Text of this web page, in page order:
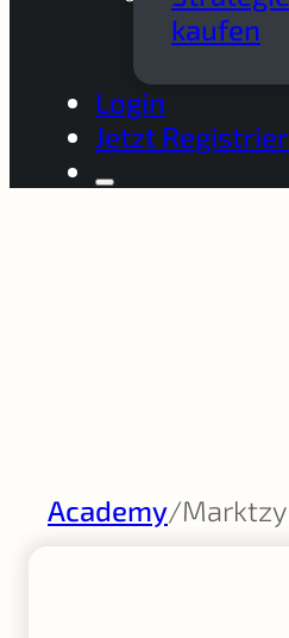
kaufen
Login
Jetzt
Academy/